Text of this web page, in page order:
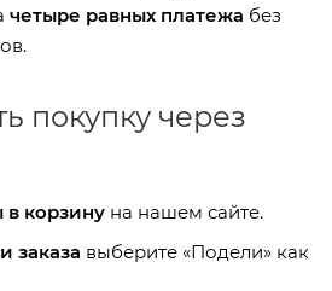
четыре равных платежа без
покупку через
в корзину на нашем сайте.
заказа выберите «Подели» как